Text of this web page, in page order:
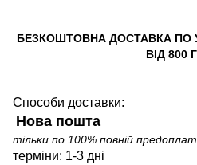
БЕЗКОШТОВНА ДОСТАВКА ПО
ВІД 800
Способи доставки:
Нова пошта
тільки по 100% повній
терміни: 1-3 дні